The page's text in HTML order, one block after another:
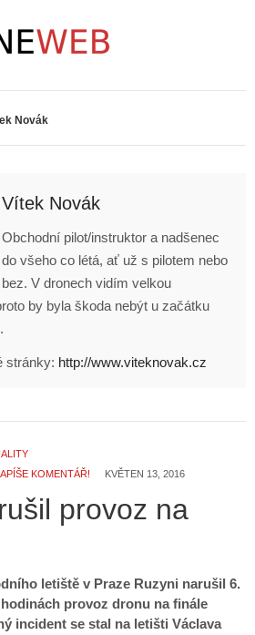
Novák
Vítek Novák
Obchodní pilot/instruktor a nadšenec
do všeho co létá, ať už s pilotem nebo
bez. V dronech vidím velkou
by byla škoda nebýt u začátku
stránky: http://www.viteknovak.cz
KOMENTÁŘ!
KVĚTEN 13, 2016
provoz na
letiště v Praze Ruzyni narušil 6.
provoz dronu na finále
incident se stal na letišti Václava